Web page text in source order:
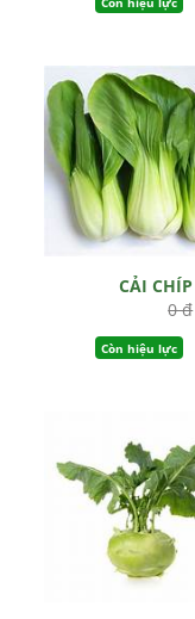
CẢI CHÍP
0 đ
Còn hiệu lực